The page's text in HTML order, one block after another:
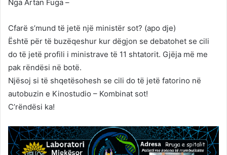
Nga Artan Fuga –
Cfarë s’mund të jetë një ministër sot? (apo dje)
Është për të buzëqeshur kur dëgjon se debatohet se cili
do të jetë profili i ministrave të 11 shtatorit. Gjëja më me
pak rëndësi në botë.
Njësoj si të shqetësohesh se cili do të jetë fatorino në
autobuzin e Kinostudio – Kombinat sot!
C’rëndësi ka!